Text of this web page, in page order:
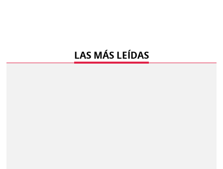
LAS MÁS LEÍDAS